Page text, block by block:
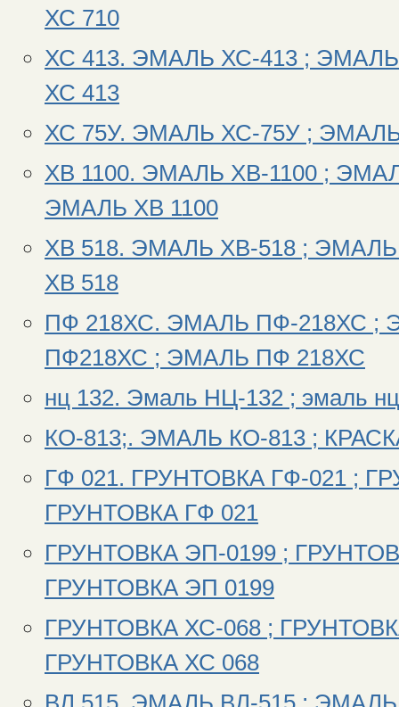
ХС 710
ХС 413. ЭМАЛЬ ХС-413 ;
ХС 413
ХС 75У. ЭМАЛЬ ХС-75У ;
ХВ 1100. ЭМАЛЬ ХВ-1100 ;
ЭМАЛЬ ХВ 1100
ХВ 518. ЭМАЛЬ ХВ-518 ;
ХВ 518
ПФ 218ХС. ЭМАЛЬ ПФ-218ХС ;
ПФ218ХС ; ЭМАЛЬ ПФ 218ХС
нц 132. Эмаль НЦ-132 ; эмаль
КО-813;. ЭМАЛЬ КО-813 ;
ГФ 021. ГРУНТОВКА ГФ-021 ;
ГРУНТОВКА ГФ 021
ГРУНТОВКА ЭП-0199 ;
ГРУНТОВКА ЭП 0199
ГРУНТОВКА ХС-068 ;
ГРУНТОВКА ХС 068